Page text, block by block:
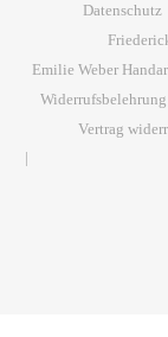
Datenschutz
Emilie Weber
Vertrag